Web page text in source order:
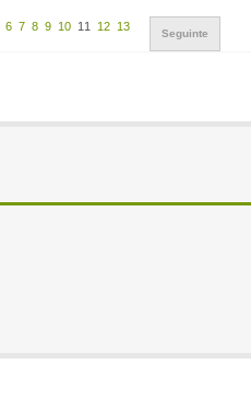
6 7 8 9 10 11 12 13
Seguinte